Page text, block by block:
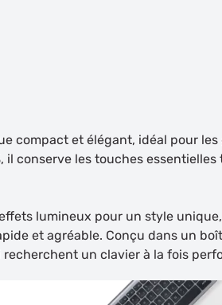
compact et élégant, idéal pour
il conserve les touches
lumineux pour un style
et agréable. Conçu dans un
un clavier à la fois